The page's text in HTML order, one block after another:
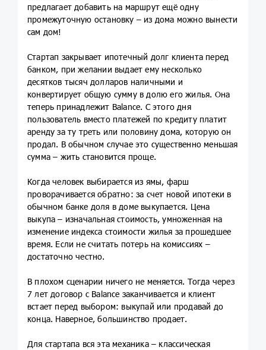
предлагает добавить на маршрут ещё одну
промежуточную остановку – из дома можно вынести
сам дом!
Стартап закрывает ипотечный долг клиента перед
банком, при желании выдает ему несколько
десятков тысяч долларов наличными и
конвертирует общую сумму в долю его жилья. Она
теперь принадлежит Balance. С этого дня
пользователь вместо платежей по кредиту платит
аренду за ту треть или половину дома, которую он
продал. В обычном случае это существенно меньшая
сумма – жить становится проще.
Когда человек выбирается из ямы, фарш
проворачивается обратно: за счет новой ипотеки в
обычном банке доля в доме выкупается. Цена
выкупа – изначальная стоимость, умноженная на
изменение индекса стоимости жилья за прошедшее
время. Если не считать потерь на комиссиях –
достаточно честно.
В плохом сценарии ничего не меняется. Тогда через
7 лет договор с Balance заканчивается и клиент
встает перед выбором: выкупай или продавай до
конца. Наверное, большинство продает.
Для стартапа вся эта механика – классическая